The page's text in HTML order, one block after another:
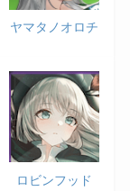
ヤマタノオロチ
ロビンフッド